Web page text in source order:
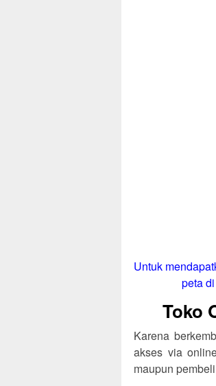
Untuk
peta
Toko
Karena
akses via
maupun